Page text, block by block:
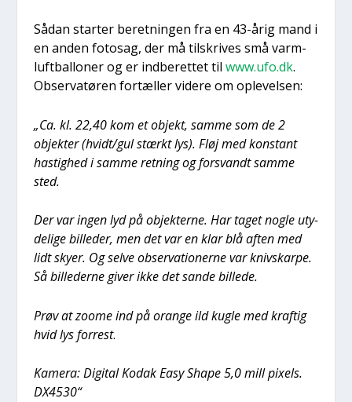
Sådan star­ter beret­nin­gen fra en 43-årig mand i
en anden fotosag, der må til­skri­ves små varm­
luft­bal­lo­ner og er ind­be­ret­tet til www.ufo.dk.
Obser­va­tø­ren for­tæl­ler vide­re om ople­vel­sen:
„Ca. kl. 22,40 kom et objekt, sam­me som de 2
objek­ter (hvidt/gul stærkt lys). Fløj med kon­stant
hastig­hed i sam­me ret­ning og for­svandt sam­me
sted.
Der var ingen lyd på objek­ter­ne. Har taget nog­le uty­
de­li­ge bil­le­der, men det var en klar blå aften med
lidt sky­er. Og sel­ve obser­va­tio­ner­ne var knivskar­pe.
Så bil­le­der­ne giver ikke det san­de bil­le­de.
Prøv at zoo­me ind på oran­ge ild kug­le med kraf­tig
hvid lys for­re­st.
Kame­ra: Digi­tal Kodak Easy Sha­pe 5,0 mill pixels.
DX4530“